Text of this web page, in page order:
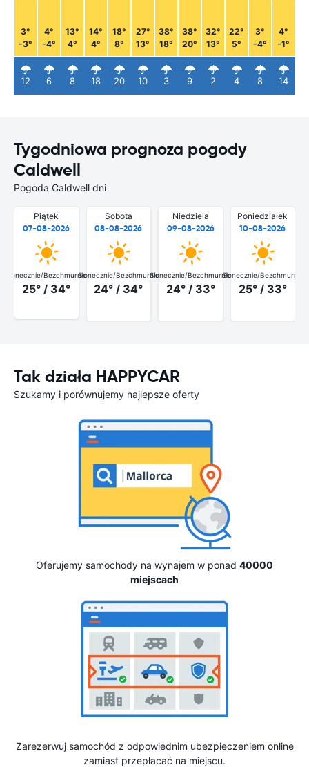
3°
-3°
12
4°
-4°
6
13°
4°
8
14°
4°
18
18°
8°
20
27°
13°
10
38°
18°
3
38°
20°
9
32°
13°
2
22°
5°
4
3°
-4°
8
4°
-1°
14
Tygodniowa prognoza pogody
Caldwell
Pogoda Caldwell dni
Piątek
07-08-2026
Słonecznie/Bezchmurnie
25° / 34°
Sobota
08-08-2026
Słonecznie/Bezchmurnie
24° / 34°
Niedziela
09-08-2026
Słonecznie/Bezchmurnie
24° / 33°
Poniedziałek
10-08-2026
Słonecznie/Bezchmurnie
25° / 33°
Tak działa HAPPYCAR
Szukamy i porównujemy najlepsze oferty
Oferujemy samochody na wynajem w ponad 40000
miejscach
Zarezerwuj samochód z odpowiednim ubezpieczeniem online
zamiast przepłacać na miejscu.